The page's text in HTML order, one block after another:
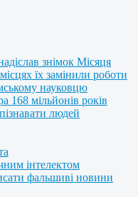
знімок Місяця
їх замінили роботи
науковцю
168 мільйонів років
людей
інтелектом
фальшиві новини